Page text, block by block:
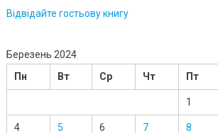
Відвідайте гостьову книгу
Березень 2024
Пн
Вт Ср Чт Пт
1
4 5 6 7 8